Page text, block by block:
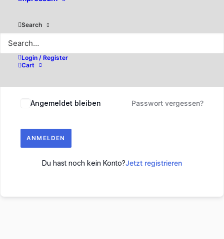
Search
Login / Register
Cart
Angemeldet bleiben Passwort vergessen?
ANMELDEN
Du hast noch kein Konto?Jetzt registrieren